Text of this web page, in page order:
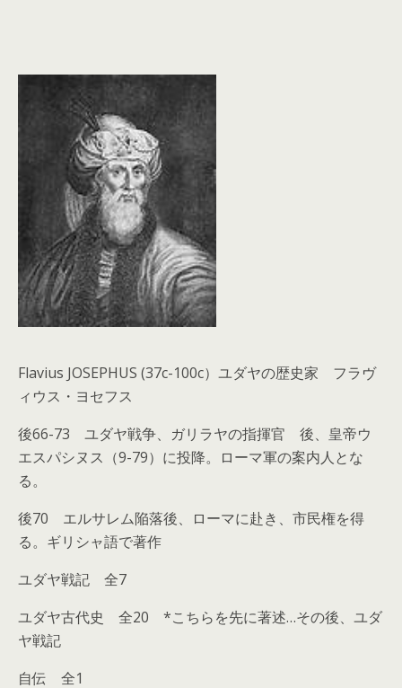
Flavius JOSEPHUS (37c-100c）ユダヤの歴史家 フラヴ
ィウス・ヨセフス
後66-73 ユダヤ戦争、ガリラヤの指揮官 後、皇帝ウ
エスパシヌス（9-79）に投降。ローマ軍の案内人とな
る。
後70 エルサレム陥落後、ローマに赴き、市民権を得
る。ギリシャ語で著作
ユダヤ戦記 全7
ユダヤ古代史 全20 *こちらを先に著述…その後、ユダ
ヤ戦記
自伝 全1